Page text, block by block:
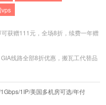
vps
获赠111元，全场8折，续费一年赠
线路全部8折优惠，搬瓦工代替品
1IP/美国多机房可选/年付